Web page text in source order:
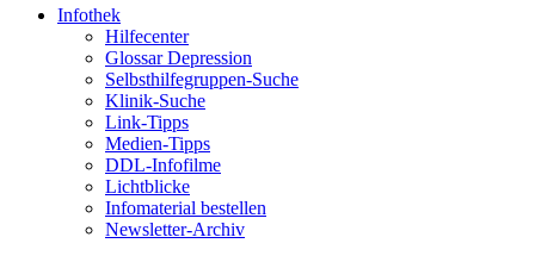
Infothek
Hilfecenter
Glossar Depression
Selbsthilfegruppen-Suche
Klinik-Suche
Link-Tipps
Medien-Tipps
DDL-Infofilme
Lichtblicke
Infomaterial bestellen
Newsletter-Archiv